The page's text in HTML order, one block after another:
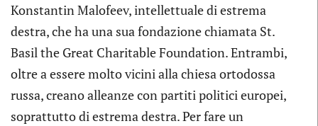
Konstantin Malofeev, intellettuale di estrema
destra, che ha una sua fondazione chiamata St.
Basil the Great Charitable Foundation. Entrambi,
oltre a essere molto vicini alla chiesa ortodossa
russa, creano alleanze con partiti politici europei,
soprattutto di estrema destra. Per fare un